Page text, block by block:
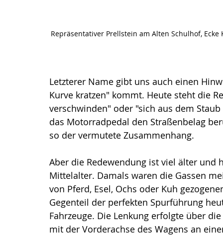
Repräsentativer Prellstein am Alten Schulhof,
Letzterer Name gibt uns auch einen
Kurve kratzen" kommt. Heute steht die
verschwinden" oder "sich aus dem
das Motorradpedal den Straßenbelag
so der vermutete Zusammenhang.
Aber die Redewendung ist viel älter
Mittelalter. Damals waren die Gassen
von Pferd, Esel, Ochs oder Kuh
Gegenteil der perfekten Spurführung
Fahrzeuge. Die Lenkung erfolgte über
mit der Vorderachse des Wagens an